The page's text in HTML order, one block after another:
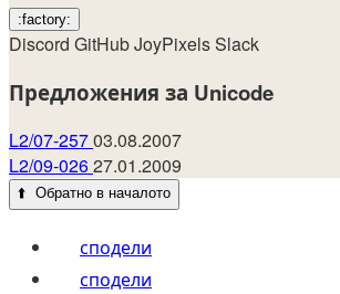
:factory:
Discord GitHubJoyPixelsSlack
Предложения за Unicode
L2/07-25703.08.2007
L2/09-02627.01.2009
⬆️ Обратно в началото
сподели
сподели